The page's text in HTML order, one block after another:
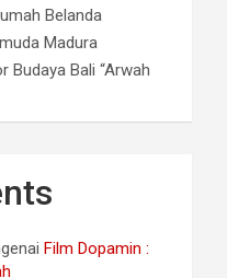
Belanda
Madura
Budaya Bali “Arwah
Film Dopamin :